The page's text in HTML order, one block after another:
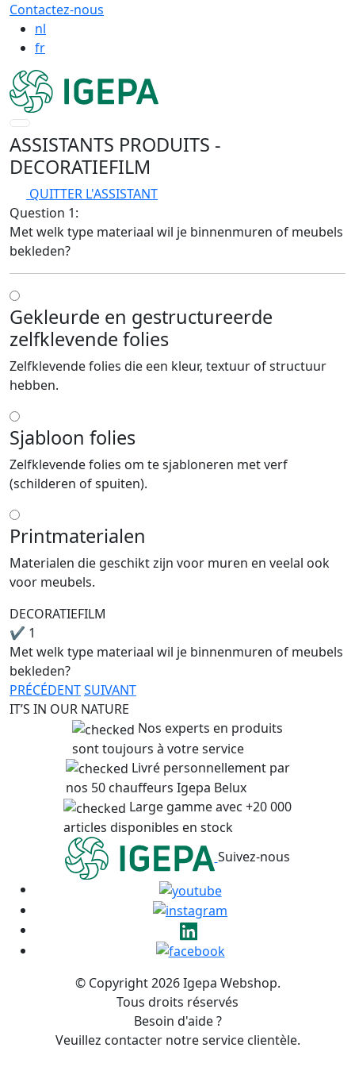
Contactez-nous
nl
fr
ASSISTANTS PRODUITS -
DECORATIEFILM
QUITTER L'ASSISTANT
DECORATIEFILM
✔ 1
Met welk type materiaal wil je binnenmuren of meubels
bekleden?
PRÉCÉDENTSUIVANT
Question 1:
Met welk type materiaal wil je binnenmuren of meubels
bekleden?
Gekleurde en gestructureerde
zelfklevende folies
Zelfklevende folies die een kleur, textuur of structuur
hebben.
Sjabloon folies
Zelfklevende folies om te sjabloneren met verf
(schilderen of spuiten).
Printmaterialen
Materialen die geschikt zijn voor muren en veelal ook
voor meubels.
IT’S IN OUR NATURE
Nos experts en produits
sont toujours à votre service
Livré personnellement par
nos 50 chauffeurs Igepa Belux
Large gamme avec +20 000
articles disponibles en stock
Suivez-nous
© Copyright 2026 Igepa Webshop.
Tous droits réservés
Besoin d'aide ?
Veuillez contacter notre service clientèle.